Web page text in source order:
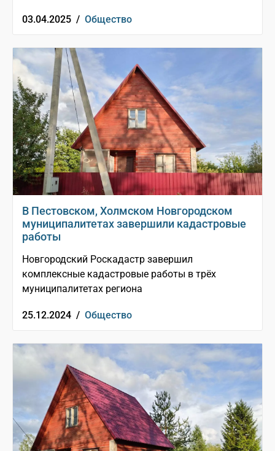
03.04.2025 / Общество
В Пестовском, Холмском Новгородском
муниципалитетах завершили кадастровые
работы
Новгородский Роскадастр завершил
комплексные кадастровые работы в трёх
муниципалитетах региона
25.12.2024 / Общество